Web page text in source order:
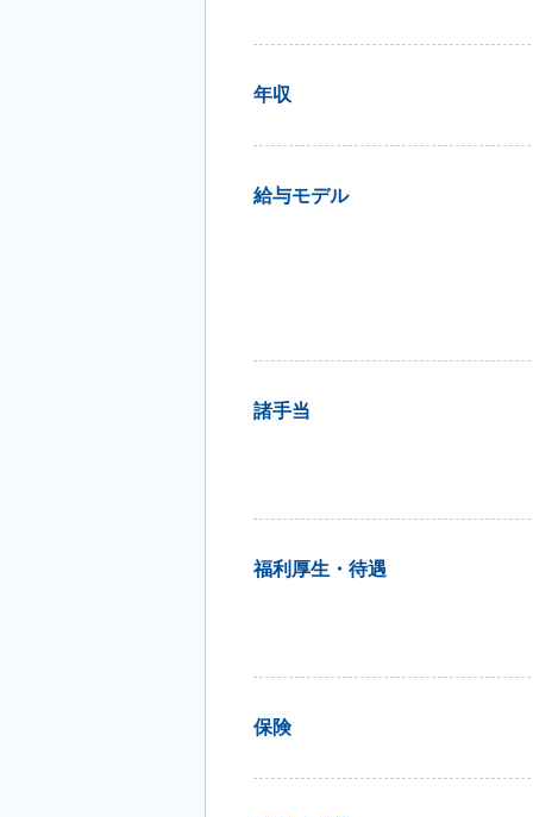
年収
給与モデル
諸手当
福利厚生・待遇
保険